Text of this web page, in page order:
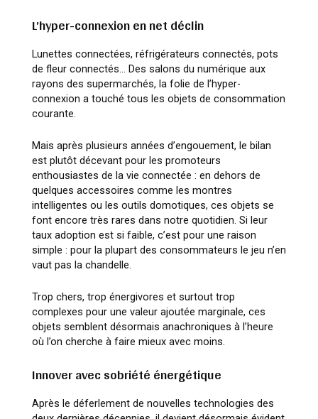
L’hyper-connexion en net déclin
Lunettes connectées, réfrigérateurs connectés, pots
de fleur connectés… Des salons du numérique aux
rayons des supermarchés, la folie de l’hyper-
connexion a touché tous les objets de consommation
courante.
Mais après plusieurs années d’engouement, le bilan
est plutôt décevant pour les promoteurs
enthousiastes de la vie connectée : en dehors de
quelques accessoires comme les montres
intelligentes ou les outils domotiques, ces objets se
font encore très rares dans notre quotidien. Si leur
taux adoption est si faible, c’est pour une raison
simple : pour la plupart des consommateurs le jeu n’en
vaut pas la chandelle.
Trop chers, trop énergivores et surtout trop
complexes pour une valeur ajoutée marginale, ces
objets semblent désormais anachroniques à l’heure
où l’on cherche à faire mieux avec moins.
Innover avec sobriété énergétique
Après le déferlement de nouvelles technologies des